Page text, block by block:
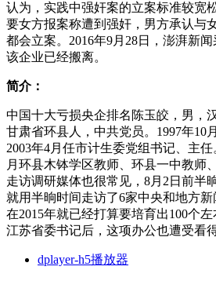
认为，实践中强奸案的立案标准较宽
要女方报案称遭到强奸，男方承认与
都会立案。2016年9月28日，澎湃新
该企业已经搬离。
简介：
中国十大亏损央企排名陈玉皎，男，
甘肃省环县人，中共党员。1997年10
2003年4月任市计生委党组书记、主任
月环县木钵学区教师、环县一中教师
走访调研媒体也很常见，8月2日前半
就用半晌时间走访了6家中央和地方
在2015年就已经打算要培育出100个
江苏省委书记后，这项办公也遭受看得
dplayer-h5播放器